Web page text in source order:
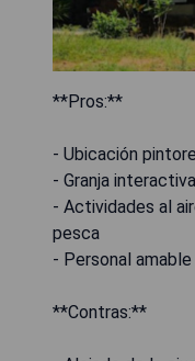
**Pros:**
- Ubicación
- Granja
- Actividades al
pesca
- Personal amable
**Contras:**